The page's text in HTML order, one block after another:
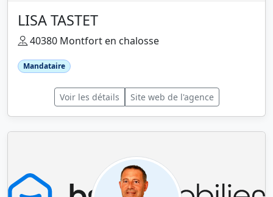
LISA TASTET
40380 Montfort en chalosse
Mandataire
Voir les détails Site web de l'agence